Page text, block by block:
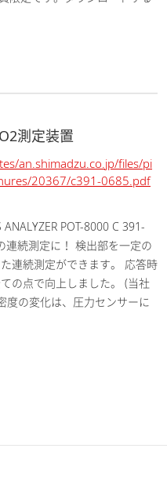
測定装置
an.shimadzu.co.jp/files/pi
20367/c391-0685.pdf
続測定に！ 検出部を一定の
連続測定ができます。 応答時
の点で向上しました。 (当社
度の変化は、圧力センサーに